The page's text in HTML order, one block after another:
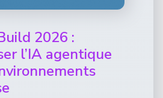
2026 :
l’IA agentique